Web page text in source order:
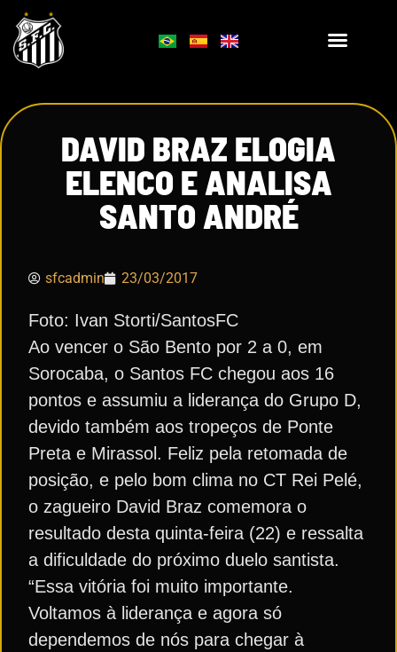
DAVID BRAZ ELOGIA
ELENCO E ANALISA
SANTO ANDRÉ
sfcadmin 23/03/2017
Foto: Ivan Storti/SantosFC
Ao vencer o São Bento por 2 a 0, em
Sorocaba, o Santos FC chegou aos 16
pontos e assumiu a liderança do Grupo D,
devido também aos tropeços de Ponte
Preta e Mirassol. Feliz pela retomada de
posição, e pelo bom clima no CT Rei Pelé,
o zagueiro David Braz comemora o
resultado desta quinta-feira (22) e ressalta
a dificuldade do próximo duelo santista.
“Essa vitória foi muito importante.
Voltamos à liderança e agora só
dependemos de nós para chegar à